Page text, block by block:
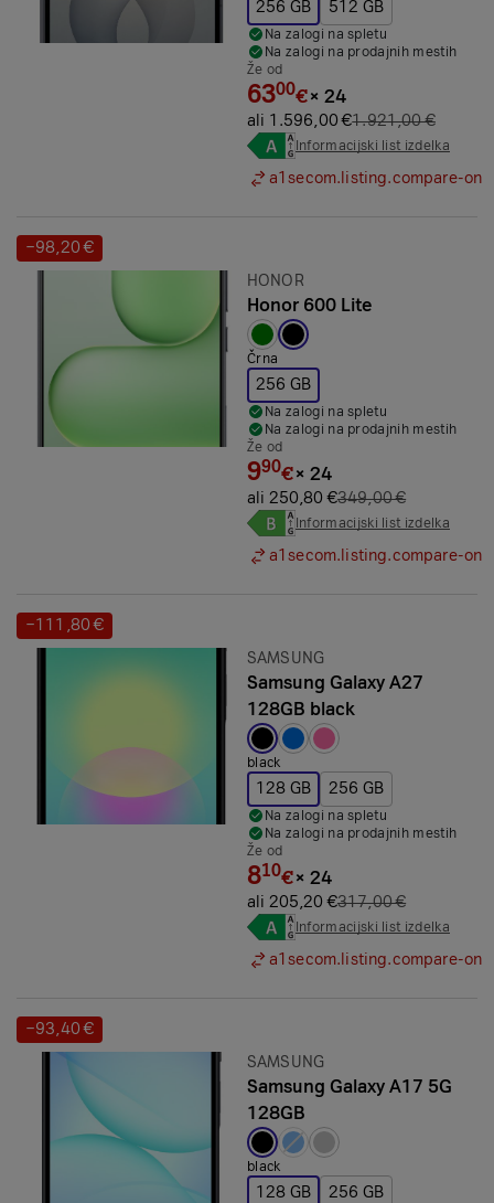
256 GB 512 GB
Na zalogi na spletu
Na zalogi na prodajnih mestih
Že od
6300€× 24
ali 1.596,00 €1.921,00 €
Informacijski list izdelka
a1secom.listing.compare-on
Prihranek:
−98,20 €
Znamka:
HONOR
Honor 600 Lite
Izbrana barva:
Črna
256 GB
Na zalogi na spletu
Na zalogi na prodajnih mestih
Že od
990€× 24
ali 250,80 €349,00 €
Informacijski list izdelka
a1secom.listing.compare-on
Prihranek:
−111,80 €
Znamka:
SAMSUNG
Samsung Galaxy A27
128GB black
Izbrana barva:
black
128 GB 256 GB
Na zalogi na spletu
Na zalogi na prodajnih mestih
Že od
810€× 24
ali 205,20 €317,00 €
Informacijski list izdelka
a1secom.listing.compare-on
Prihranek:
−93,40 €
Znamka:
SAMSUNG
Samsung Galaxy A17 5G
128GB
Izbrana barva:
black
128 GB 256 GB